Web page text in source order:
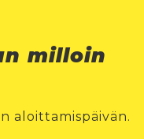
milloin
aloittamispäivän.